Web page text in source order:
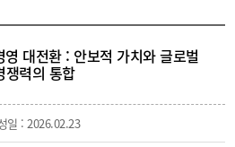
대전환 : 안보적 가치와 글로벌
쟁력의 통합
일 : 2026.02.23